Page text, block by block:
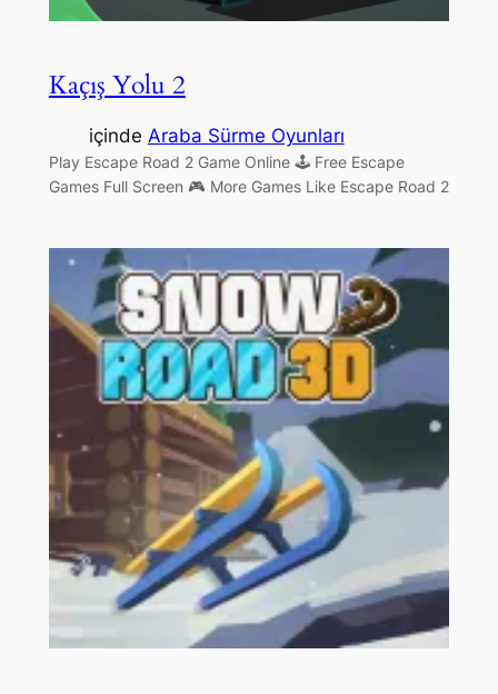
Kaçış Yolu 2
içinde Araba Sürme Oyunları
Play Escape Road 2 Game Online 🕹 Free Escape
Games Full Screen 🎮 More Games Like Escape Road 2